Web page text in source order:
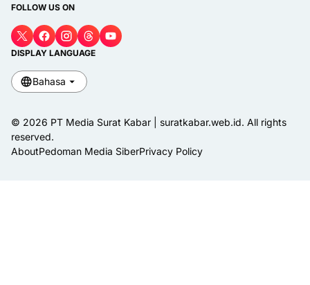
FOLLOW US ON
DISPLAY LANGUAGE
Bahasa
© 2026 PT Media Surat Kabar | suratkabar.web.id. All rights
reserved.
AboutPedoman Media SiberPrivacy Policy